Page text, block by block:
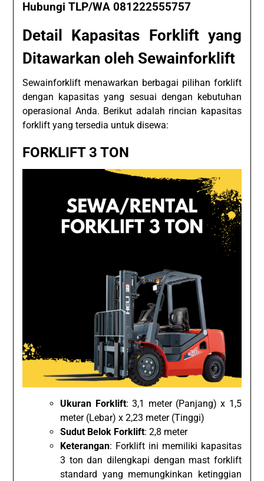
Hubungi TLP/WA 081222555757
Detail Kapasitas Forklift yang
Ditawarkan oleh Sewainforklift
Sewainforklift menawarkan berbagai pilihan forklift
dengan kapasitas yang sesuai dengan kebutuhan
operasional Anda. Berikut adalah rincian kapasitas
forklift yang tersedia untuk disewa:
FORKLIFT 3 TON
Ukuran Forklift: 3,1 meter (Panjang) x 1,5
meter (Lebar) x 2,23 meter (Tinggi)
Sudut Belok Forklift: 2,8 meter
Keterangan: Forklift ini memiliki kapasitas
3 ton dan dilengkapi dengan mast forklift
standard yang memungkinkan ketinggian